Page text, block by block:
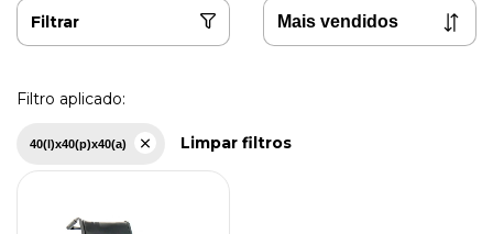
Filtrar
Filtro aplicado:
40(l)x40(p)x40(a) Limpar filtros